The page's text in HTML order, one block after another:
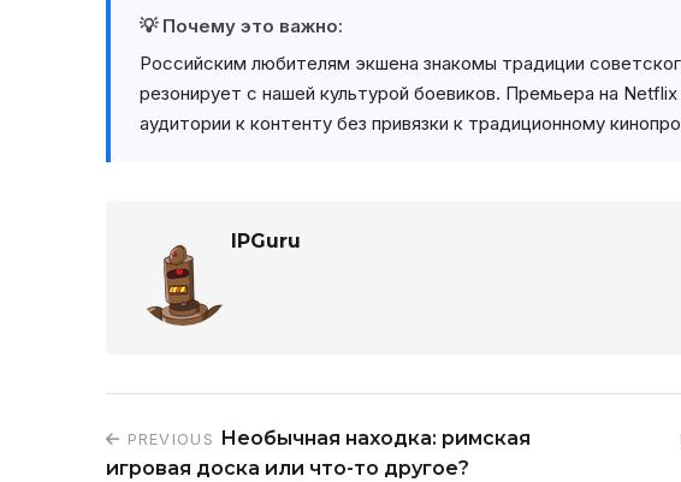
💡 Почему это важно:
Российским любителям экшена знакомы традиции
резонирует с нашей культурой боевиков. Премьера на
аудитории к контенту без привязки к традиционному
IPGuru
PREVIOUS Необычная находка: римская
игровая доска или что-то другое?